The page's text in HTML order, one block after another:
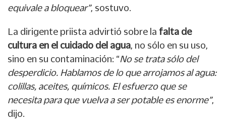
equivale a bloquear”, sostuvo.
La dirigente priista advirtió sobre la falta de
cultura en el cuidado del agua, no sólo en su uso,
sino en su contaminación: “No se trata sólo del
desperdicio. Hablamos de lo que arrojamos al agua:
colillas, aceites, químicos. El esfuerzo que se
necesita para que vuelva a ser potable es enorme”,
dijo.